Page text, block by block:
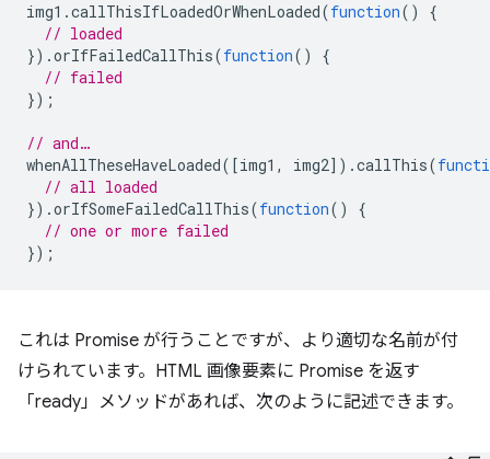
img1 .callThisIfLoadedOrWhenLoaded(function()
{
// loaded
}).orIfFailedCallThis(function()
{
// failed
});
// and…
whenAllTheseHaveLoaded([img1 , img2]).callThis(
// all loaded
}).orIfSomeFailedCallThis(function()
{
// one or more failed
});
これは Promise が行うことですが、より適切な名前が付
けられています。HTML 画像要素に Promise を返す
「ready」メソッドがあれば、次のように記述できます。